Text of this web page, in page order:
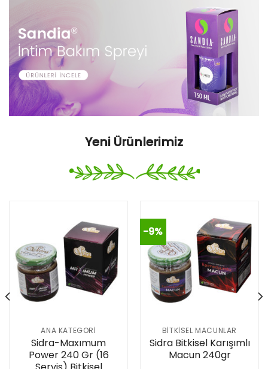
Yeni Ürünlerimiz
ANA KATEGORI
Sidra-Maxımum
Power 240 Gr (16
-9%
BITKISEL MACUNLAR
Sidra Bitkisel Karışımlı
Macun 240gr